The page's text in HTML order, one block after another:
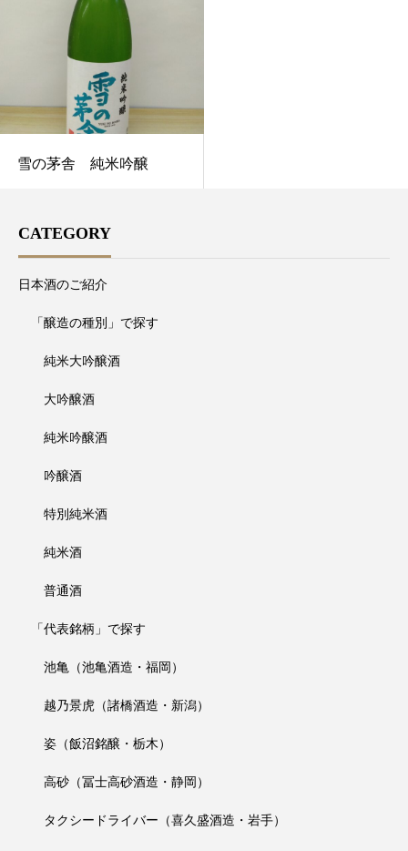
雪の茅舎 純米吟醸
CATEGORY
日本酒のご紹介
「醸造の種別」で探す
純米大吟醸酒
大吟醸酒
純米吟醸酒
吟醸酒
特別純米酒
純米酒
普通酒
「代表銘柄」で探す
池亀（池亀酒造・福岡）
越乃景虎（諸橋酒造・新潟）
姿（飯沼銘醸・栃木）
高砂（冨士高砂酒造・静岡）
タクシードライバー（喜久盛酒造・岩手）